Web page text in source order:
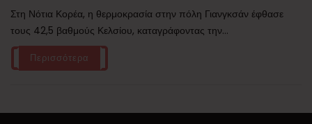
Στη Νότια Κορέα, η θερμοκρασία στην πόλη Γιανγκσάν έφθασε
τους 42,5 βαθμούς Κελσίου, καταγράφοντας την...
Περισσότερα